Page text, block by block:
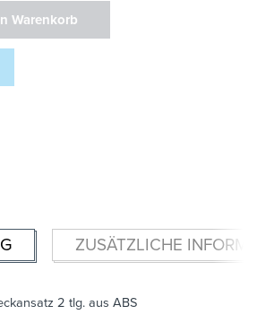
Warenkorb
ZUSÄTZLICHE
2 tlg. aus ABS